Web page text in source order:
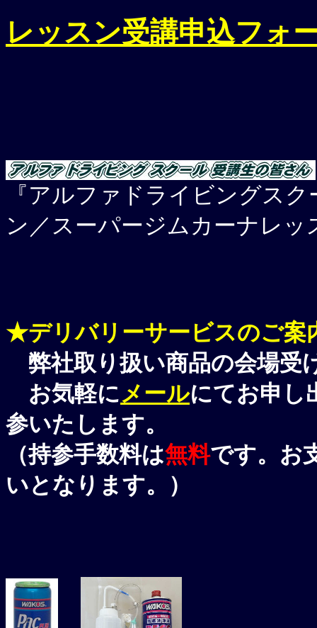
レッスン受講申込フォ
『アルファドライビングス
ン／スーパージムカーナレ
★デリバリーサービスのご案
弊社取り扱い商品の会場受
お気軽にメールにてお申し
参いたします。
（持参手数料は無料です。お
いとなります。）